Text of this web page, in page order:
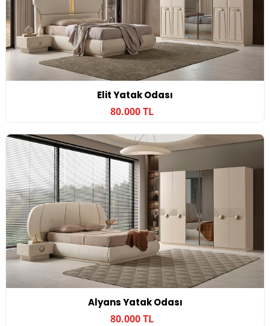
Elit Yatak Odası
80.000 TL
Alyans Yatak Odası
80.000 TL